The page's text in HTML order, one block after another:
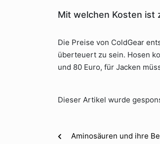
Mit welchen Kosten ist
Die Preise von ColdGear
überteuert zu sein. Hosen
und 80 Euro, für Jacken
Dieser Artikel wurde
Aminosäuren und ihre